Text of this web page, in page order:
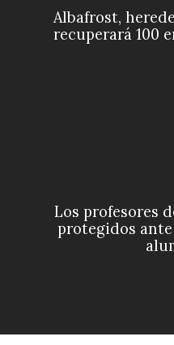
Albafrost,
recuperará 100
Los profesores
protegidos